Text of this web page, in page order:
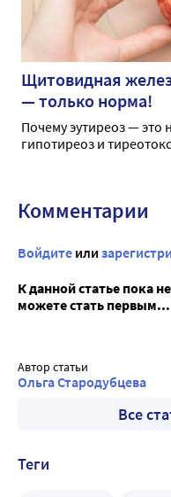
Щитовидная
— только норма!
Почему эутиреоз — это
гипотиреоз и
Комментарии
Войдите или
К данной статье пока
можете стать первым...
Автор статьи
Ольга Стародубцева
Все
Теги